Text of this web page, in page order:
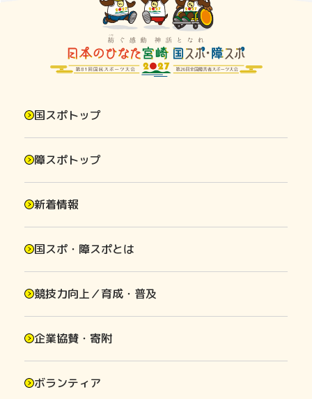
国スポトップ
障スポトップ
新着情報
国スポ・障スポとは
競技力向上／育成・普及
企業協賛・寄附
ボランティア